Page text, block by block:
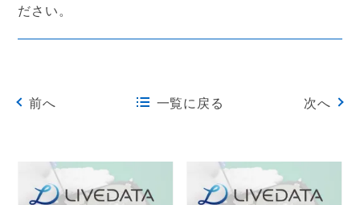
ださい。
前へ 一覧に戻る 次へ